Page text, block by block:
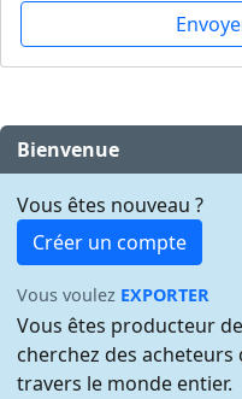
Bienvenue
Vous êtes nouveau ?
Créer un compte
Vous voulez EXPORTER
Vous êtes producteur
cherchez des
travers le monde entier.